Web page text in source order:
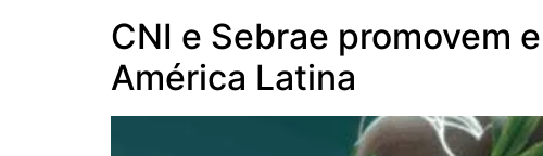
CNI e Sebrae promovem
América Latina